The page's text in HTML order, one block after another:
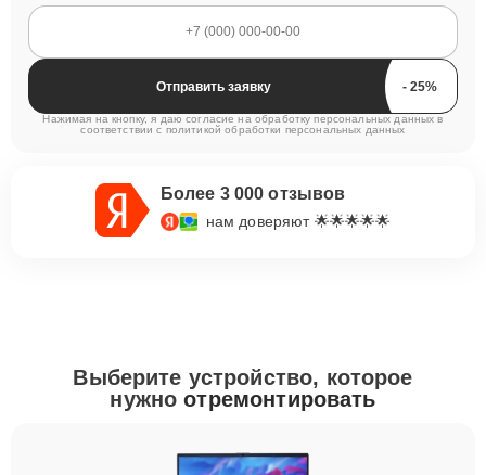
Отправить заявку
Нажимая на кнопку, я даю согласие на обработку персональных данных в
соответствии с политикой обработки персональных данных
Более 3 000 отзывов
нам доверяют 🌟🌟🌟🌟🌟
Выберите устройство, которое
нужноотремонтировать